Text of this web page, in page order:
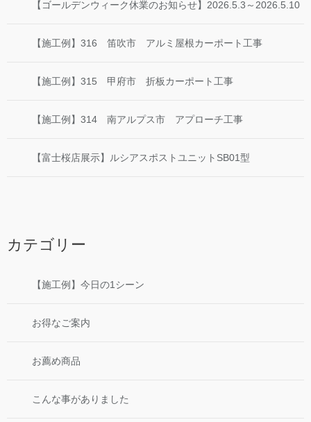
【ゴールデンウィーク休業のお知らせ】2026.5.3～2026.5.10
【施工例】316 笛吹市 アルミ屋根カーポート工事
【施工例】315 甲府市 折板カーポート工事
【施工例】314 南アルプス市 アプローチ工事
【富士桜店展示】ルシアスポストユニットSB01型
カテゴリー
【施工例】今日の1シーン
お得なご案内
お薦め商品
こんな事がありました